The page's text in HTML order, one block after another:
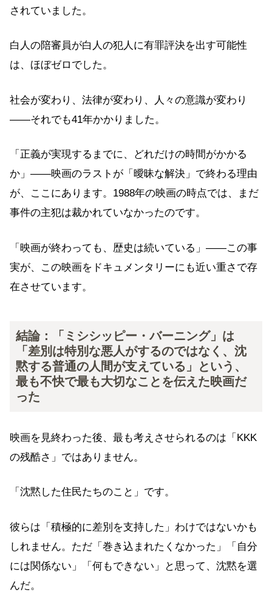
されていました。
白人の陪審員が白人の犯人に有罪評決を出す可能性
は、ほぼゼロでした。
社会が変わり、法律が変わり、人々の意識が変わり
——それでも41年かかりました。
「正義が実現するまでに、どれだけの時間がかかる
か」——映画のラストが「曖昧な解決」で終わる理由
が、ここにあります。1988年の映画の時点では、まだ
事件の主犯は裁かれていなかったのです。
「映画が終わっても、歴史は続いている」——この事
実が、この映画をドキュメンタリーにも近い重さで存
在させています。
結論：「ミシシッピー・バーニング」は
「差別は特別な悪人がするのではなく、沈
黙する普通の人間が支えている」という、
最も不快で最も大切なことを伝えた映画だ
った
映画を見終わった後、最も考えさせられるのは「KKK
の残酷さ」ではありません。
「沈黙した住民たちのこと」です。
彼らは「積極的に差別を支持した」わけではないかも
しれません。ただ「巻き込まれたくなかった」「自分
には関係ない」「何もできない」と思って、沈黙を選
んだ。